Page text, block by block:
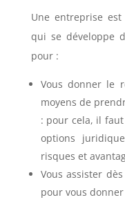
Une entreprise
qui se développe
pour :
Vous donner le
moyens de
: pour cela, il faut
options
risques et
Vous assister
pour vous